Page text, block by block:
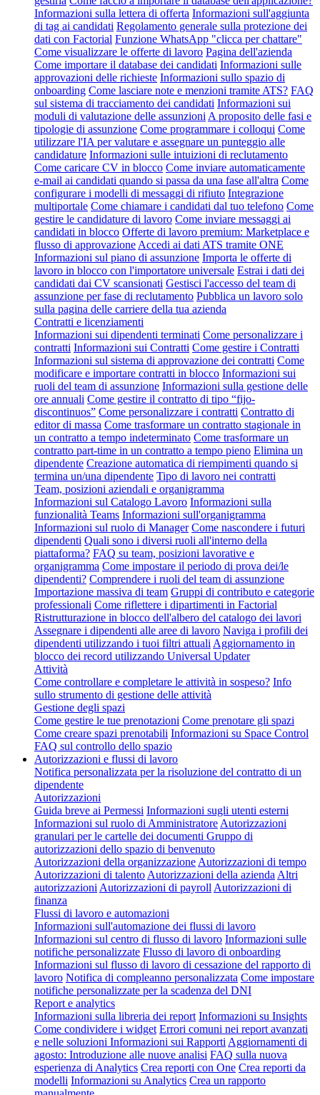
Informazioni sulla lettera di offerta Informazioni sull'aggiunta
di tag ai candidati Regolamento generale sulla protezione dei
dati con Factorial Funzione WhatsApp "clicca per chattare"
Come visualizzare le offerte di lavoro Pagina dell'azienda
Come importare il database dei candidati Informazioni sulle
approvazioni delle richieste Informazioni sullo spazio di
onboarding Come lasciare note e menzioni tramite ATS? FAQ
sul sistema di tracciamento dei candidati Informazioni sui
moduli di valutazione delle assunzioni A proposito delle fasi e
tipologie di assunzione Come programmare i colloqui Come
utilizzare l'IA per valutare e assegnare un punteggio alle
candidature Informazioni sulle intuizioni di reclutamento
Come caricare CV in blocco Come inviare automaticamente
e-mail ai candidati quando si passa da una fase all'altra Come
configurare i modelli di messaggi di rifiuto Integrazione
multiportale Come chiamare i candidati dal tuo telefono Come
gestire le candidature di lavoro Come inviare messaggi ai
candidati in blocco Offerte di lavoro premium: Marketplace e
flusso di approvazione Accedi ai dati ATS tramite ONE
Informazioni sul piano di assunzione Importa le offerte di
lavoro in blocco con l'importatore universale Estrai i dati dei
candidati dai CV scansionati Gestisci l'accesso del team di
assunzione per fase di reclutamento Pubblica un lavoro solo
sulla pagina delle carriere della tua azienda
Contratti e licenziamenti
Informazioni sui dipendenti terminati Come personalizzare i
contratti Informazioni sui Contratti Come gestire i Contratti
Informazioni sul sistema di approvazione dei contratti Come
modificare e importare contratti in blocco Informazioni sui
ruoli del team di assunzione Informazioni sulla gestione delle
ore annuali Come gestire il contratto di tipo “fijo-
discontinuos” Come personalizzare i contratti Contratto di
editor di massa Come trasformare un contratto stagionale in
un contratto a tempo indeterminato Come trasformare un
contratto part-time in un contratto a tempo pieno Elimina un
dipendente Creazione automatica di riempimenti quando si
termina un/una dipendente Tipo di lavoro nei contratti
Team, posizioni aziendali e organigramma
Informazioni sul Catalogo Lavoro Informazioni sulla
funzionalità Teams Informazioni sull'organigramma
Informazioni sul ruolo di Manager Come nascondere i futuri
dipendenti Quali sono i diversi ruoli all'interno della
piattaforma? FAQ su team, posizioni lavorative e
organigramma Come impostare il periodo di prova dei/le
dipendenti? Comprendere i ruoli del team di assunzione
Importazione massiva di team Gruppi di contributo e categorie
professionali Come riflettere i dipartimenti in Factorial
Ristrutturazione in blocco dell'albero del catalogo dei lavori
Assegnare i dipendenti alle aree di lavoro Naviga i profili dei
dipendenti utilizzando i tuoi filtri attuali Aggiornamento in
blocco dei record utilizzando Universal Updater
Attività
Come controllare e completare le attività in sospeso? Info
sullo strumento di gestione delle attività
Gestione degli spazi
Come gestire le tue prenotazioni Come prenotare gli spazi
Come creare spazi prenotabili Informazioni su Space Control
FAQ sul controllo dello spazio
Autorizzazioni e flussi di lavoro
Notifica personalizzata per la risoluzione del contratto di un
dipendente
Autorizzazioni
Guida breve ai Permessi Informazioni sugli utenti esterni
Informazioni sul ruolo di Amministratore Autorizzazioni
granulari per le cartelle dei documenti Gruppo di
autorizzazioni dello spazio di benvenuto
Autorizzazioni della organizzazione Autorizzazioni di tempo
Autorizzazioni di talento Autorizzazioni della azienda Altri
autorizzazioni Autorizzazioni di payroll Autorizzazioni di
finanza
Flussi di lavoro e automazioni
Informazioni sull'automazione dei flussi di lavoro
Informazioni sul centro di flusso di lavoro Informazioni sulle
notifiche personalizzate Flusso di lavoro di onboarding
Informazioni sul flusso di lavoro di cessazione del rapporto di
lavoro Notifica di compleanno personalizzata Come impostare
notifiche personalizzate per la scadenza del DNI
Report e analytics
Informazioni sulla libreria dei report Informazioni su Insights
Come condividere i widget Errori comuni nei report avanzati
e nelle soluzioni Informazioni sui Rapporti Aggiornamenti di
agosto: Introduzione alle nuove analisi FAQ sulla nuova
esperienza di Analytics Crea reporti con One Crea reporti da
modelli Informazioni su Analytics Crea un rapporto